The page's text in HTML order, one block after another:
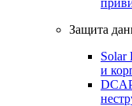
Защита
Solar
и